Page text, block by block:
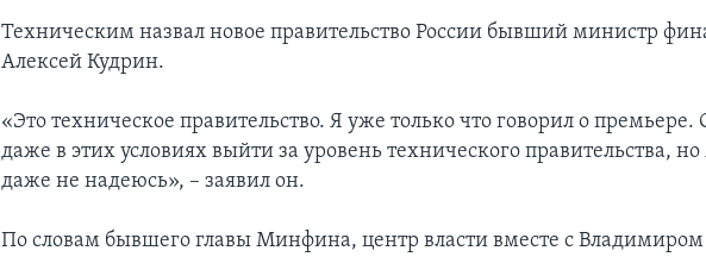
Техническим назвал новое правительство России бывший министр
Алексей Кудрин.
«Это техническое правительство. Я уже только что говорил о
даже в этих условиях выйти за уровень технического правительства, но
даже не надеюсь», – заявил он.
По словам бывшего главы Минфина, центр власти вместе с